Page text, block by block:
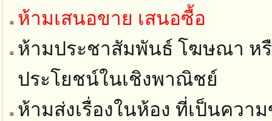
ห้ามเสนอขาย เสนอซื้อ
ห้ามประชาสัมพันธ์ โฆษณา ห
ประโยชน์ในเชิงพาณิชย์
ห้ามส่งเรื่องในห้อง ที่เป็นคว